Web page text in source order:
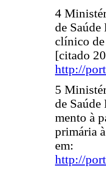
4
de
clínico
[citado
http://
5
de
mento à
primária
em:
http://